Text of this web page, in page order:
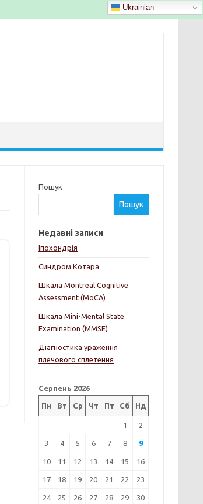
Пошук
Пошук
Недавні записи
Іпохондрія
Синдром Котара
Шкала Montreal Cognitive
Assessment (MoCA)
Шкала Mini-Mental State
Examination (MMSE)
Діагностика ураження
плечового сплетення
Серпень 2026
Пн Вт Ср Чт Пт Сб Нд
1 2
3 4 5 6 7 8 9
10 11 12 13 14 15 16
17 18 19 20 21 22 23
24 25 26 27 28 29 30
Ukrainian